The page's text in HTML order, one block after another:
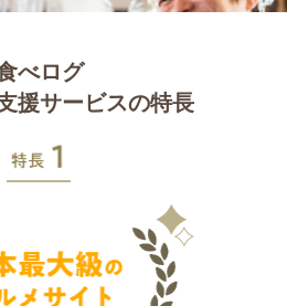
べログ
援サービスの特長